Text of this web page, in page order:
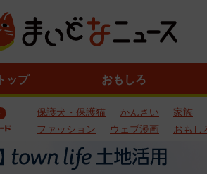
トップ おもしろ
保護犬・保護猫 かんさい 家族
ファッション
ウェブ漫画 おもし